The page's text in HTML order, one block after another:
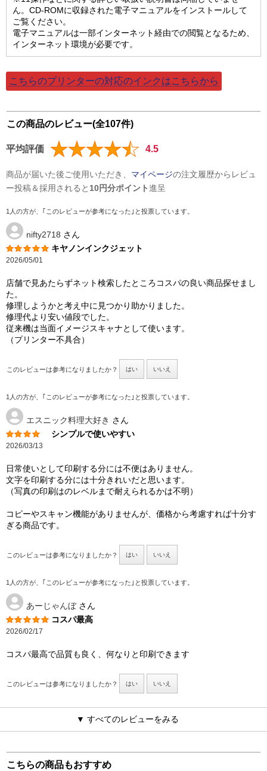
ん。CD-ROMに収録された電子マニュアルをインストールして
ご覧ください。
電子マニュアルは一部インターネット経由での閲覧となるため、
インターネット環境が必要です。
こちらのプリンターの対応のインクはこちらから
この商品のレビュー(全107件)
平均評価 4.5
商品が届いた後ご使用いただき、 マイページの注文履歴からレビュ
ー投稿＆採用されると 10円分ポイント進呈
1人の方が、｢このレビューが参考になった｣と投票しています。
nifty2718 さん
キヤノンインクジェット
2026/05/01
店舗で見あたらずネット検索したところコスパの良い商品探せまし
た。
修理しようかと考え中に見つかり助かりました。
修理代より安い値段でした。
従来機は当面イメージスキャナとして使います。
（プリンター不具合）
このレビューは参考になりましたか？ はい いいえ
1人の方が、｢このレビューが参考になった｣と投票しています。
エスニック料理大好き さん
シンプルで使いやすい
2026/03/13
日常使いとして印刷する分には不便はありません。
文字を印刷する分には十分きれいだと思います。
（写真の印刷はのレベルまで耐えられるかは不明）
コピーやスキャン機能がありませんが、価格から考慮すれば十分す
ぎる商品です。
このレビューは参考になりましたか？ はい いいえ
1人の方が、｢このレビューが参考になった｣と投票しています。
あーじゃんぼさん
コスパ最高
2026/02/17
コスパ最高で品質も良く、何なりと印刷できます
このレビューは参考になりましたか？ はい いいえ
▼ すべてのレビューをみる
こちらの商品もおすすめ